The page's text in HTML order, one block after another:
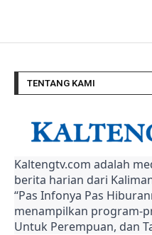
TENTANG KAMI
Kaltengtv.com adalah
berita harian dari
“Pas Infonya Pas
menampilkan program-
Untuk Perempuan, dan